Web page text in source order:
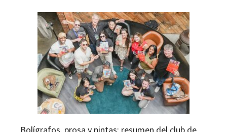
Bolígrafos, prosa y pintas: resumen del club de